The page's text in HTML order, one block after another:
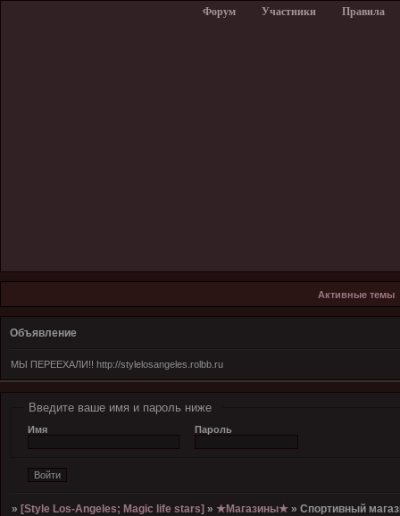
Форум Участники Правила
Активные темы
Объявление
МЫ ПЕРЕЕХАЛИ!! http://stylelosangeles.rolbb.ru
Введите ваше имя и пароль ниже
Имя Пароль
»[Style Los-Angeles; Magic life stars] »★Магазины★ »Спортивный